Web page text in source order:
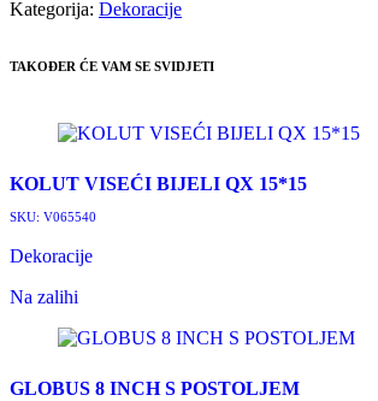
Kategorija: Dekoracije
TAKOĐER ĆE VAM SE SVIDJETI
KOLUT VISEĆI BIJELI QX 15*15
SKU: V065540
Dekoracije
Na zalihi
GLOBUS 8 INCH S POSTOLJEM